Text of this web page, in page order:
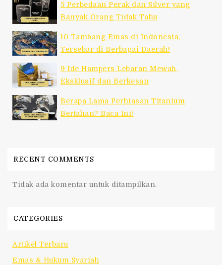
5 Perbedaan Perak dan Silver yang
Banyak Orang Tidak Tahu
10 Tambang Emas di Indonesia,
Tersebar di Berbagai Daerah!
9 Ide Hampers Lebaran Mewah,
Eksklusif dan Berkesan
Berapa Lama Perhiasan Titanium
Bertahan? Baca Ini!
RECENT COMMENTS
Tidak ada komentar untuk ditampilkan.
CATEGORIES
Artikel Terbaru
Emas & Hukum Syariah